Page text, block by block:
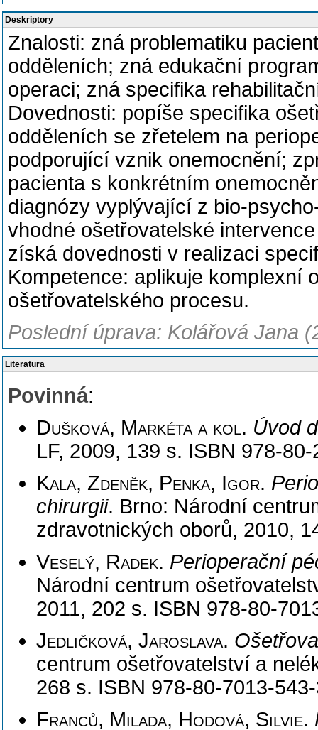
Deskriptory
Znalosti: zná problematiku
odděleních; zná edukační
operaci; zná specifika
Dovednosti: popíše specifika
odděleních se zřetelem na
podporující vznik onemocnění;
pacienta s konkrétním
diagnózy vyplývající z bio-
vhodné ošetřovatelské
získá dovednosti v realizaci
Kompetence: aplikuje komplexní
ošetřovatelského procesu.
Poslední úprava: Kolářová Jana
Literatura
Povinná:
Dušková, Markéta a kol. Úvod
LF, 2009, 139 s. ISBN 978-
Kala, Zdeněk, Penka, Igor.
chirurgii. Brno: Národní
zdravotnických oborů, 2010,
Veselý, Radek. Perioperační
Národní centrum
2011, 202 s. ISBN 978-80-
Jedličková, Jaroslava.
centrum ošetřovatelství a
268 s. ISBN 978-80-7013-
Franců, Milada, Hodová, Silvie.